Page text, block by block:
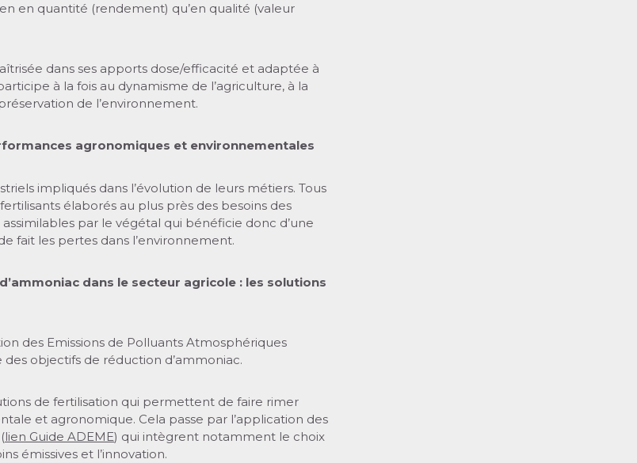
en quantité (rendement) qu’en qualité (valeur
dans ses apports dose/efficacité et adaptée à
à la fois au dynamisme de l’agriculture, à la
de l’environnement.
agronomiques et environnementales
impliqués dans l’évolution de leurs métiers. Tous
élaborés au plus près des besoins des
par le végétal qui bénéficie donc d’une
fait les pertes dans l’environnement.
dans le secteur agricole : les solutions
des Emissions de Polluants Atmosphériques
des objectifs de réduction d’ammoniac.
de fertilisation qui permettent de faire rimer
et agronomique. Cela passe par l’application des
lien Guide ADEME) qui intègrent notamment le choix
émissives et l’innovation.